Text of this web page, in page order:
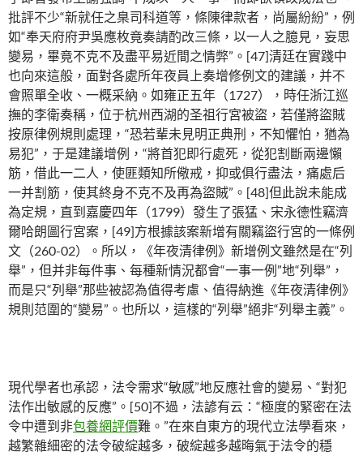
批評不少“新就任之臬司科道等，條陳律款者，尚屬紛紛”，例
如“奉天府府尹吳應枚竟奏請酌改三條，以一人之臆見，妄思
變易，畢竟不克不及盡平易近間之情弊”。[47]清廷在實踐中
也向來這般，面對各處所年夜員上奏增修例文的建議，并不
會照單全收、一概采納。如雍正五年（1727），時任浙江巡
撫的李衛奏稱，位于杭州西湖的圣祖行宮被盜，若僅將盜賊
按原律例規則處理，“恐若輩未見明正典刑，不知懼怕，猶為
易犯”，于是建議增例，“將首犯即行處死，從犯割斷兩邊懶
筋，借此一二人，使匪類知所儆戒，抑或俱行盡法，痛處后
一并割筋，使其終身不克不及再為盜賊”。[48]但此說未能成
為定規，直到嘉慶四年（1799）發生了張猛、宋永德性竊濟
爾哈朗圖行宮案，[49]方根據該案新增有關竊盜行宮的一條例
文（260-02）。所以，《年夜清律例》新增例文雖然是在“列
舉”，但并非每件事、每種新情況都會“一事一例”地“列舉”，
而是只“列舉”那些被認為值得考慮、值得納進《年夜清律例》
規則范圍的“變易”。也所以，這樣的“列舉”絕非“列舉主義”。
現代學者也承認，法令需求“敏感”地反應社會的變易、“對犯
法作出敏感的反應”。[50]不過，法諺有云：“極度的緊密在法
令中遭到非包養網評價難。”在來自東方的現代立法學看來，
越繁雜細密的法令破綻越多，破綻越多越晦氣于法令的穩